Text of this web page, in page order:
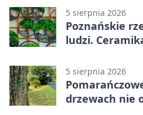
5 sierpnia 2026
Poznańskie
ludzi.
5 sierpnia 2026
drzewach nie